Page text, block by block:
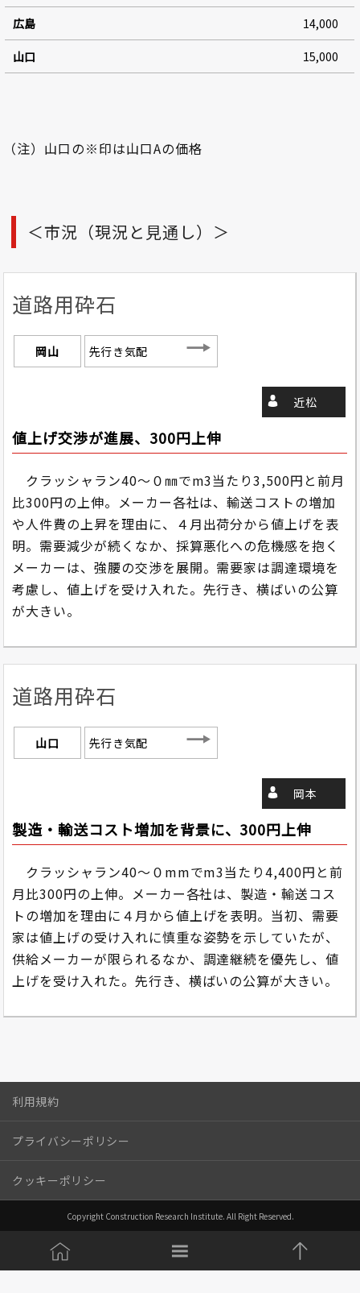
14,000
15,000
（注）山口の※印は山口Aの価格
＜市況（現況と見通し）＞
道路用砕石
岡山 先行き気配
近松
値上げ交渉が進展、300円上伸
クラッシャラン40～０㎜でm3当たり3,500円と前月
比300円の上伸。メーカー各社は、輸送コストの増加
や人件費の上昇を理由に、４月出荷分から値上げを表
明。需要減少が続くなか、採算悪化への危機感を抱く
メーカーは、強腰の交渉を展開。需要家は調達環境を
考慮し、値上げを受け入れた。先行き、横ばいの公算
が大きい。
道路用砕石
山口 先行き気配
岡本
製造・輸送コスト増加を背景に、300円上伸
クラッシャラン40～０mmでm3当たり4,400円と前
月比300円の上伸。メーカー各社は、製造・輸送コス
トの増加を理由に４月から値上げを表明。当初、需要
家は値上げの受け入れに慎重な姿勢を示していたが、
供給メーカーが限られるなか、調達継続を優先し、値
上げを受け入れた。先行き、横ばいの公算が大きい。
利用規約
プライバシーポリシー
クッキーポリシー
Copyright Construction Research Institute. All Right Reserved.